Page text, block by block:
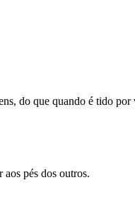
do que quando é tido por
pés dos outros.